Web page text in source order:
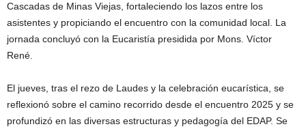
Cascadas de Minas Viejas, fortaleciendo los lazos entre los
asistentes y propiciando el encuentro con la comunidad local. La
jornada concluyó con la Eucaristía presidida por Mons. Víctor
René.
El jueves, tras el rezo de Laudes y la celebración eucarística, se
reflexionó sobre el camino recorrido desde el encuentro 2025 y se
profundizó en las diversas estructuras y pedagogía del EDAP. Se